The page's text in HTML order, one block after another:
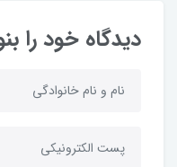
دیدگاه خود را